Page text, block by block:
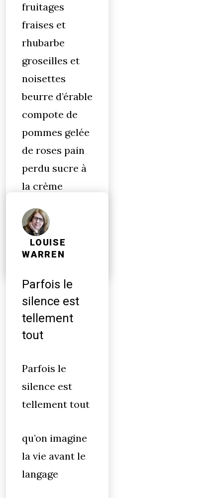
fruitages
fraises et
rhubarbe
groseilles et
noisettes
beurre d’érable
compote de
pommes gelée
de roses pain
perdu sucre à
la crème
sucer ses
doigts lécher…
LOUISE
WARREN
Parfois le
silence est
tellement
tout
Parfois le
silence est
tellement tout
qu’on imagine
la vie avant le
langage